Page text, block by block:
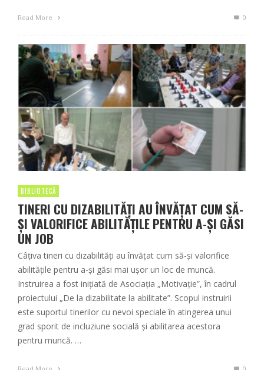
Read More 0
BIBLIOTECĂ
TINERI CU DIZABILITĂȚI AU ÎNVĂȚAT CUM SĂ-
ȘI VALORIFICE ABILITĂȚILE PENTRU A-ȘI GĂSI
UN JOB
Câțiva tineri cu dizabilități au învățat cum să-și valorifice
abilitățile pentru a-și găsi mai ușor un loc de muncă.
Instruirea a fost inițiată de Asociația „Motivație”, în cadrul
proiectului „De la dizabilitate la abilitate”. Scopul instruirii
este suportul tinerilor cu nevoi speciale în atingerea unui
grad sporit de incluziune socială și abilitarea acestora
pentru muncă. …